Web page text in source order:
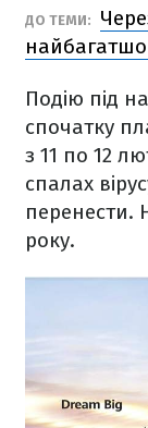
ДО ТЕМИ:
Подію під
спочатку
з 11 по 12
спалах
перенести.
року.